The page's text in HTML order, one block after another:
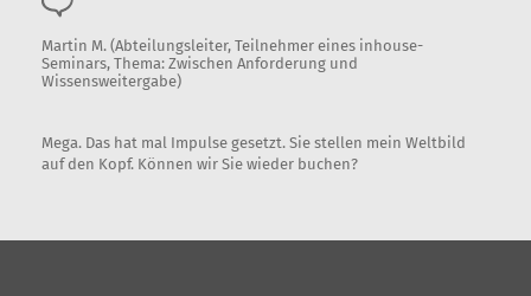
Martin M. (Abteilungsleiter, Teilnehmer eines inhouse-
Seminars, Thema: Zwischen Anforderung und
Wissensweitergabe)
Mega. Das hat mal Impulse gesetzt. Sie stellen mein Weltbild
auf den Kopf. Können wir Sie wieder buchen?